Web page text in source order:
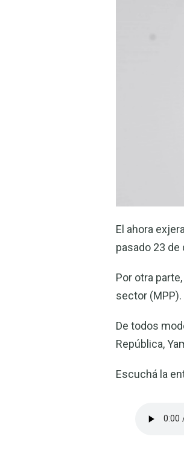
El ahora
pasado 23
Por otra
sector (MPP).
De todos
República,
Escuchá la